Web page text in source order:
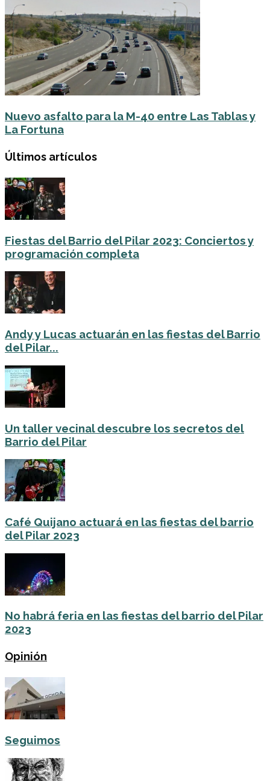
Nuevo asfalto para la M-40 entre Las Tablas y
La Fortuna
Últimos artículos
Fiestas del Barrio del Pilar 2023: Conciertos y
programación completa
Andy y Lucas actuarán en las fiestas del Barrio
del Pilar...
Un taller vecinal descubre los secretos del
Barrio del Pilar
Café Quijano actuará en las fiestas del barrio
del Pilar 2023
No habrá feria en las fiestas del barrio del Pilar
2023
Opinión
Seguimos